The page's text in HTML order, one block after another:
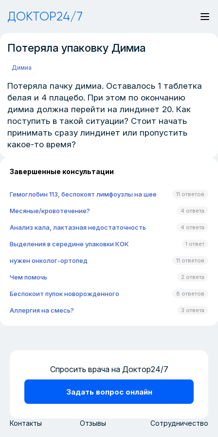
ДОКТОР24/7
Потеряла упаковку Димиа
Димиа
Потеряла пачку димиа. Оставалось 1 таблетка
белая и 4 плацебо. При этом по окончанию
димиа должна перейти на линдинет 20. Как
поступить в такой ситуации? Стоит начать
принимать сразу линдинет или пропустить
какое-то время?
Завершенные консультации
Гемоглобин 113, беспокоят лимфоузлы на шее 11 ответов
Месяные/кровотечение? 4 ответа
Анализ кала, лактазная недостаточность 4 ответа
Выделения в середине упаковки КОК 1 ответ
нужен онколог-ортопед 11 ответов
Чем помочь 2 ответа
Беспокоит пупок новорожденного 8 ответов
Аллергия на смесь? 3 ответа
Контакты Отзывы Сотрудничество
Спросить врача на Доктор24/7
Задать вопрос онлайн